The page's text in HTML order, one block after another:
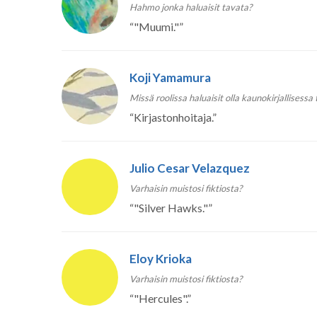
Hahmo jonka haluaisit tavata?
“"Muumi."”
Koji Yamamura
Missä roolissa haluaisit olla kaunokirjallisessa
“Kirjastonhoitaja.”
Julio Cesar Velazquez
Varhaisin muistosi fiktiosta?
“"Silver Hawks."”
Eloy Krioka
Varhaisin muistosi fiktiosta?
“"Hercules".”